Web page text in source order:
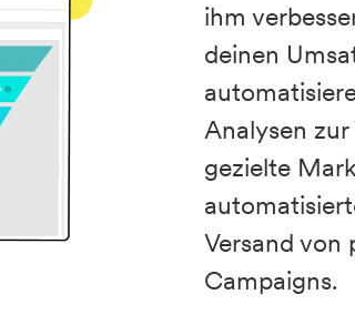
ihm
deinen
Analysen
gezielte
Versand von
Campaigns.